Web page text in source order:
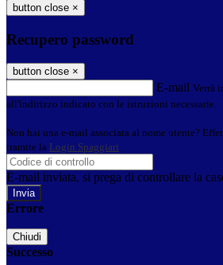
button close ×
Recupero password
button close ×
E-mail Verrà
all'indirizzo indicato con le istruzioni necessarie.
Non hai una e-mail associata al nome utente?
tramite la Login Spaggiari
E-mail inviata, si prega di controllare la
Errore
Chiudi
Successo